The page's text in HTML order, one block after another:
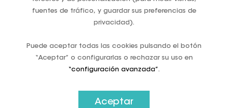
en efectivo. ¡Es tu derecho!
El Código Civil en su artículo 1.170 establece que el pago
legal. Y la única moneda de curso legal en España es el
por lo que el abono de cualquier deuda (compra)
fuentes de tráfico, y guardar sus preferencias de
privacidad).
Puede aceptar todas las cookies pulsando el botón
“Aceptar” o configurarlas o rechazar su uso en
“configuración avanzada”.
Aceptar